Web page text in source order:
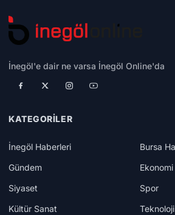
İnegöl'e dair ne varsa İnegöl Online'da
KATEGORILER
İnegöl Haberleri
Bursa
Gündem
Ekonomi
Siyaset
Spor
Kültür Sanat
Teknoloji